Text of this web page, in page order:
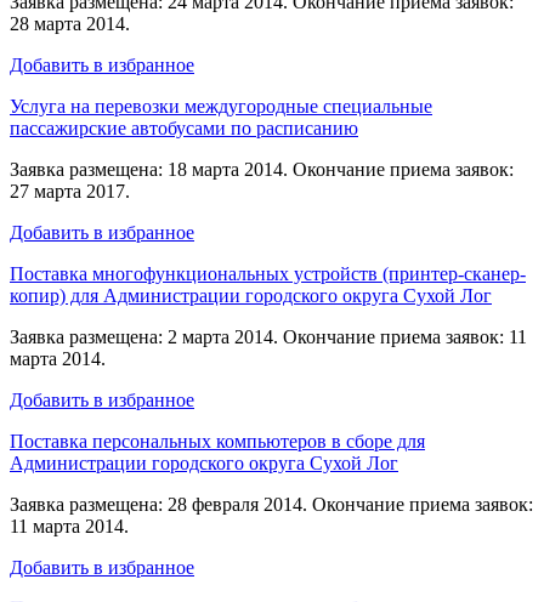
28 марта 2014.
Добавить в избранное
Услуга на перевозки междугородные специальные
пассажирские автобусами по расписанию
Заявка размещена: 18 марта 2014. Окончание приема заявок:
27 марта 2017.
Добавить в избранное
Поставка многофункциональных устройств (принтер-сканер-
копир) для Администрации городского округа Сухой Лог
Заявка размещена: 2 марта 2014. Окончание приема заявок: 11
марта 2014.
Добавить в избранное
Поставка персональных компьютеров в сборе для
Администрации городского округа Сухой Лог
Заявка размещена: 28 февраля 2014. Окончание приема заявок:
11 марта 2014.
Добавить в избранное